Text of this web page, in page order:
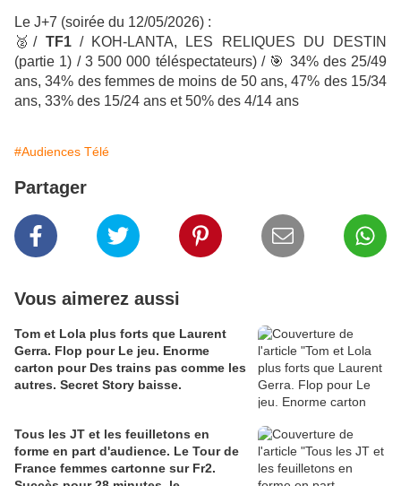
Le J+7 (soirée du 12/05/2026) :
🥈/ TF1 / KOH-LANTA, LES RELIQUES DU DESTIN
(partie 1) / 3 500 000 téléspectateurs) / 🎯 34% des 25/49
ans, 34% des femmes de moins de 50 ans, 47% des 15/34
ans, 33% des 15/24 ans et 50% des 4/14 ans
#Audiences Télé
Partager
Vous aimerez aussi
Tom et Lola plus forts que Laurent
Gerra. Flop pour Le jeu. Enorme
carton pour Des trains pas comme les
autres. Secret Story baisse.
Tous les JT et les feuilletons en
forme en part d'audience. Le Tour de
France femmes cartonne sur Fr2.